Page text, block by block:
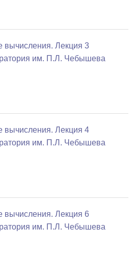
вычисления. Лекция 3
им. П.Л. Чебышева
вычисления. Лекция 4
им. П.Л. Чебышева
вычисления. Лекция 6
им. П.Л. Чебышева